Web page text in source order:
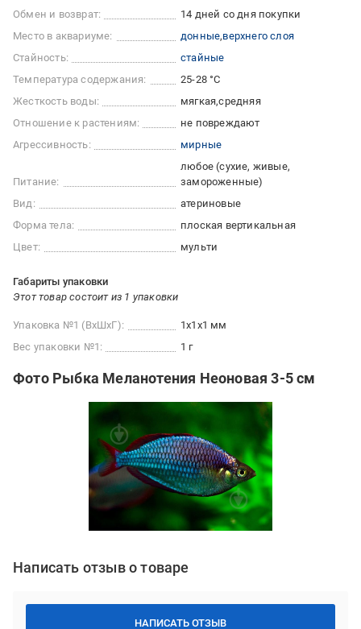
Обмен и возврат:
14 дней со дня покупки
Место в аквариуме:
донные верхнего слоя
Стайность:
стайные
Температура содержания:
25-28 °С
Жесткость воды:
мягкая средняя
Отношение к растениям:
не повреждают
Агрессивность:
мирные
Питание:
любое (сухие, живые,
замороженные)
Вид:
атериновые
Форма тела:
плоская вертикальная
Цвет:
мульти
Габариты упаковки
Этот товар состоит из 1 упаковки
Упаковка №1 (ВхШхГ):
1x1x1 мм
Вес упаковки №1:
1 г
Фото Рыбка Меланотения Неоновая 3-5 см
Написать отзыв о товаре
НАПИСАТЬ ОТЗЫВ